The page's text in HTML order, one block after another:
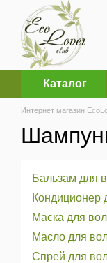
Перейти к
Каталог
Интернет магазин
Бальзам для
Кондиционер
Маска для
Масло для
Спрей для